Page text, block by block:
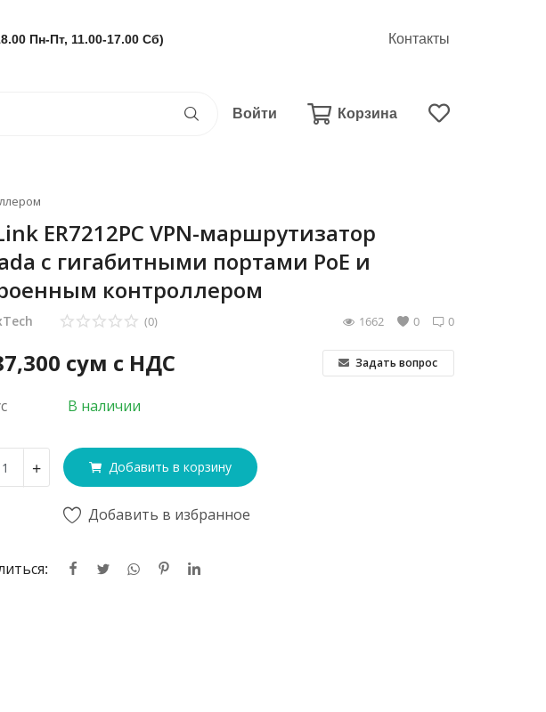
Пн-Пт, 11.00-17.00 Сб) Контакты
Войти Корзина
ER7212PC VPN-маршрутизатор
с гигабитными портами PoE и
контроллером
0
(0) 0
1662
сум с НДС Задать вопрос
В наличии
+ Добавить в корзину
Добавить в избранное